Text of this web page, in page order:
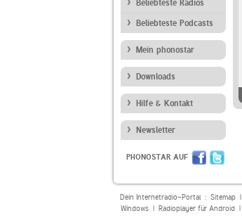
Beliebteste Radios
Beliebteste Podcasts
Mein phonostar
Downloads
Hilfe & Kontakt
Newsletter
PHONOSTAR AUF
Dein Internetradio-Portal : Sitemap|
Windows| Radioplayer für Android|